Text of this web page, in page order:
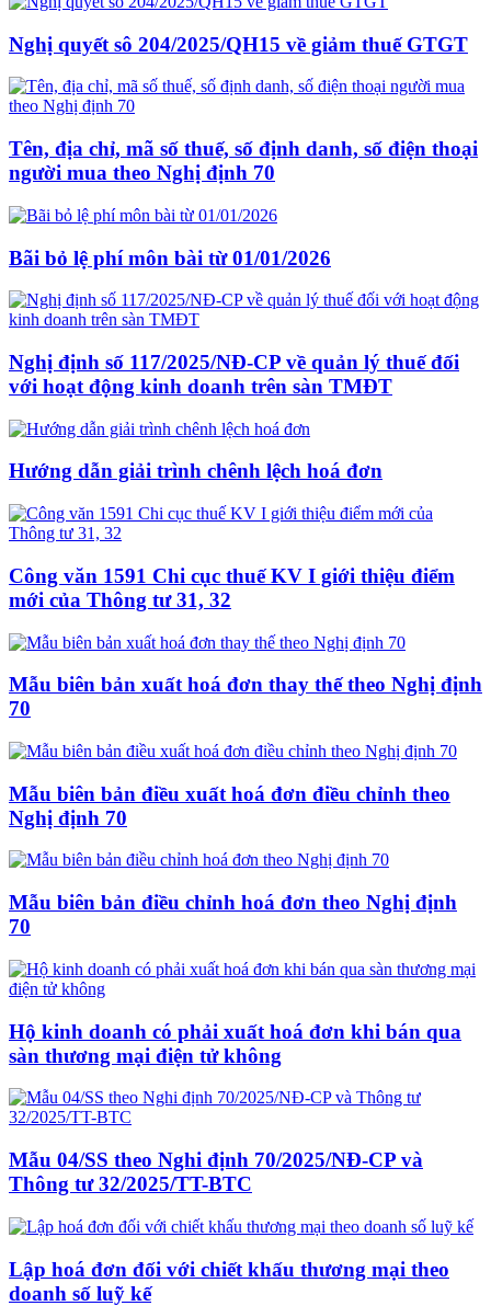
Nghị quyết sô 204/2025/QH15 về giảm thuế GTGT
Tên, địa chỉ, mã số thuế, số định danh, số điện thoại
người mua theo Nghị định 70
Bãi bỏ lệ phí môn bài từ 01/01/2026
Nghị định số 117/2025/NĐ-CP về quản lý thuế đối
với hoạt động kinh doanh trên sàn TMĐT
Hướng dẫn giải trình chênh lệch hoá đơn
Công văn 1591 Chi cục thuế KV I giới thiệu điểm
mới của Thông tư 31, 32
Mẫu biên bản xuất hoá đơn thay thế theo Nghị định
70
Mẫu biên bản điều xuất hoá đơn điều chỉnh theo
Nghị định 70
Mẫu biên bản điều chỉnh hoá đơn theo Nghị định
70
Hộ kinh doanh có phải xuất hoá đơn khi bán qua
sàn thương mại điện tử không
Mẫu 04/SS theo Nghi định 70/2025/NĐ-CP và
Thông tư 32/2025/TT-BTC
Lập hoá đơn đối với chiết khấu thương mại theo
doanh số luỹ kế